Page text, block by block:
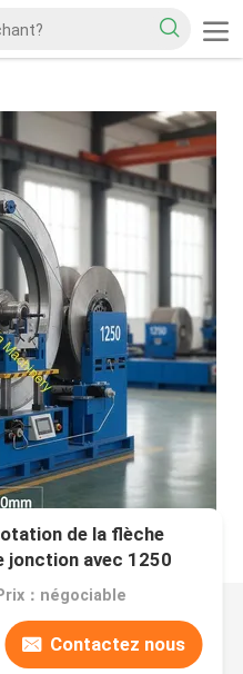
de la flèche
jonction avec 1250
35-400 mm
：négociable
Contactez nous